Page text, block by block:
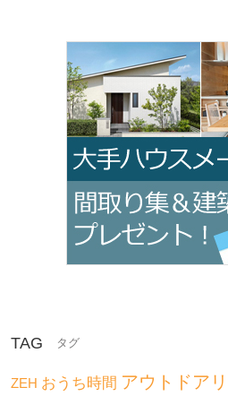
TAG
ZEH おうち時間 アウトドア